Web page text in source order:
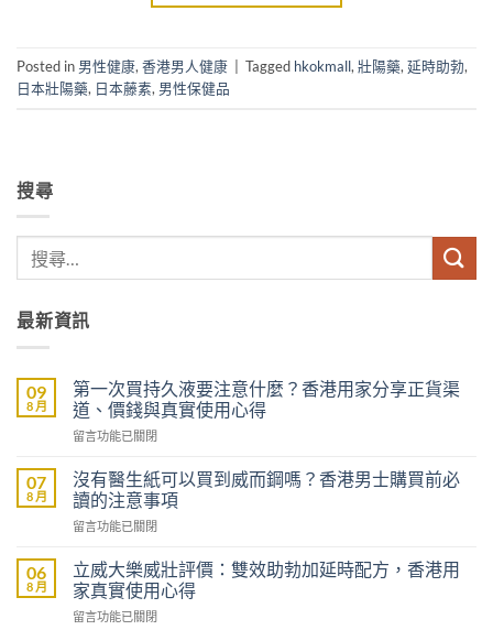
Posted in 男性健康, 香港男人健康 Tagged hkokmall, 壯陽藥, 延時助勃,
日本壯陽藥, 日本藤素, 男性保健品
搜尋
最新資訊
09
8 月
第一次買持久液要注意什麼？香港用家分享正貨渠
道、價錢與真實使用心得
在
一
次
買
持
液
要
注
意
留言功能已關閉
07
8 月
沒有醫生紙可以買到威而鋼嗎？香港男士購買前必
讀的注意事項
在
有
醫
生
紙
留言功能已關閉
06
8 月
立威大樂威壯評價：雙效助勃加延時配方，香港用
家真實使用心得
在
留言功能已關閉